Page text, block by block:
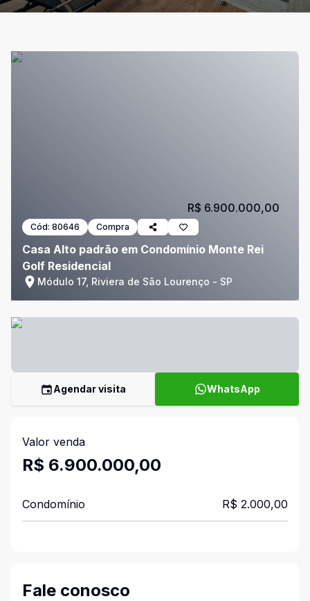
Cód: 80646 Compra
Casa Alto padrão em Condomínio Monte Rei
Golf Residencial
Módulo 17, Riviera de São Lourenço - SP
R$ 6.900.000,00
Agendar visita WhatsApp
Valor venda
R$ 6.900.000,00
Condomínio R$ 2.000,00
Fale conosco